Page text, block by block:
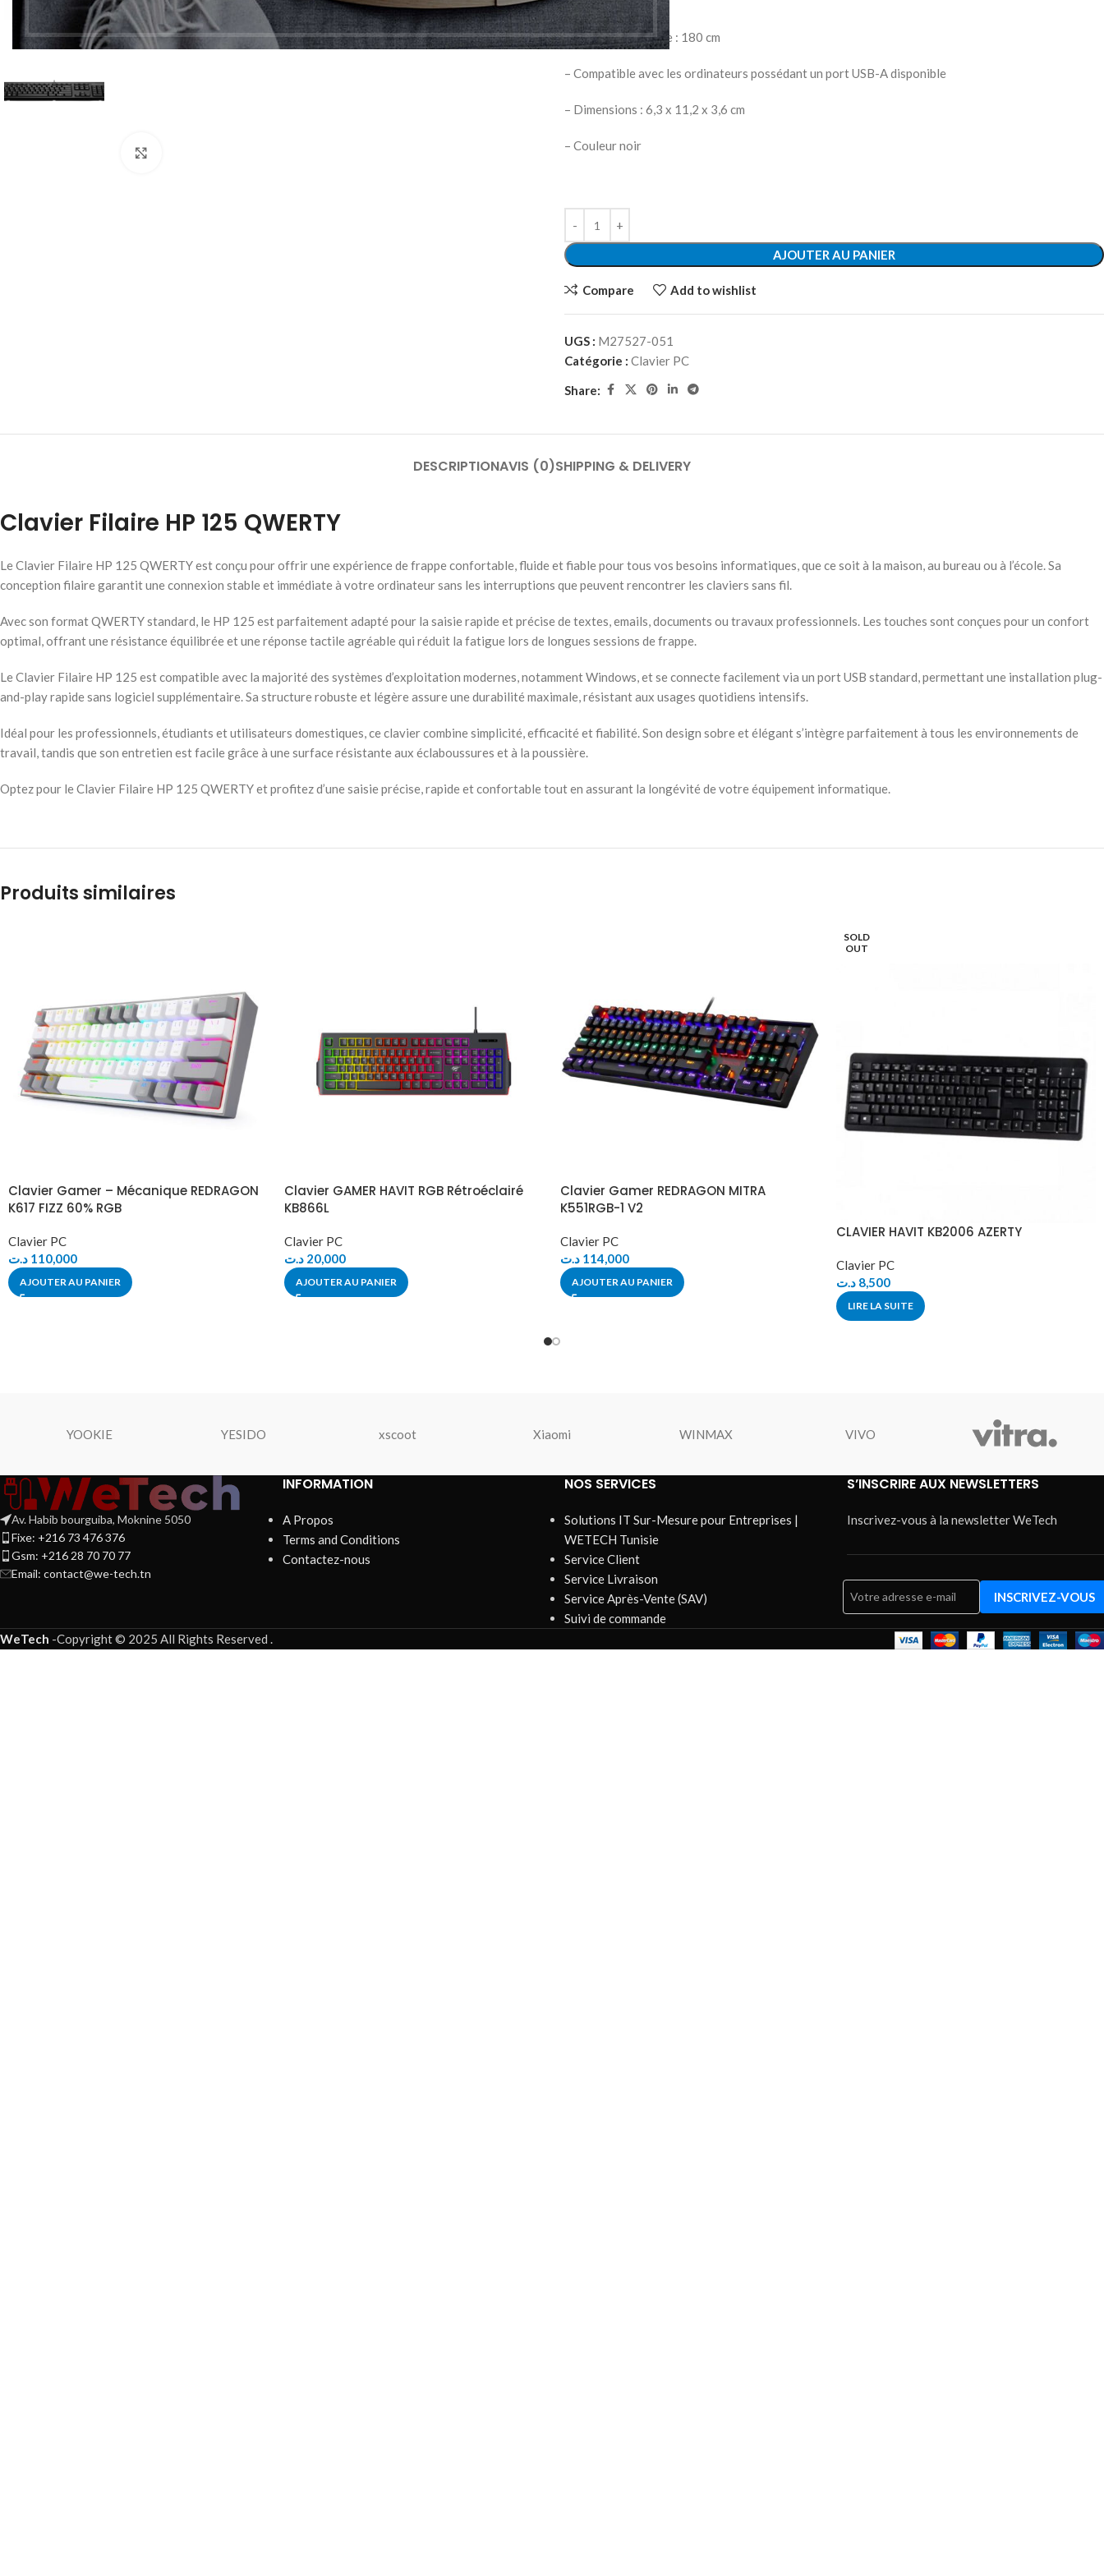
– Longueur du câble : 180 cm
– Compatible avec les ordinateurs possédant un port USB-A disponible
– Dimensions : 6,3 x 11,2 x 3,6 cm
– Couleur noir
AJOUTER AU PANIER
Compare Add to wishlist
UGS : M27527-051
Catégorie : Clavier PC
Share:
DESCRIPTIONAVIS (0)SHIPPING & DELIVERY
Clavier Filaire HP 125 QWERTY
Le Clavier Filaire HP 125 QWERTY est conçu pour offrir une expérience de frappe confortable, fluide et fiable pour tous vos besoins informatiques, que ce soit à la maison, au bureau ou à l’école. Sa
conception filaire garantit une connexion stable et immédiate à votre ordinateur sans les interruptions que peuvent rencontrer les claviers sans fil.
Avec son format QWERTY standard, le HP 125 est parfaitement adapté pour la saisie rapide et précise de textes, emails, documents ou travaux professionnels. Les touches sont conçues pour un confort
optimal, offrant une résistance équilibrée et une réponse tactile agréable qui réduit la fatigue lors de longues sessions de frappe.
Le Clavier Filaire HP 125 est compatible avec la majorité des systèmes d’exploitation modernes, notamment Windows, et se connecte facilement via un port USB standard, permettant une installation plug-
and-play rapide sans logiciel supplémentaire. Sa structure robuste et légère assure une durabilité maximale, résistant aux usages quotidiens intensifs.
Idéal pour les professionnels, étudiants et utilisateurs domestiques, ce clavier combine simplicité, efficacité et fiabilité. Son design sobre et élégant s’intègre parfaitement à tous les environnements de
travail, tandis que son entretien est facile grâce à une surface résistante aux éclaboussures et à la poussière.
Optez pour le Clavier Filaire HP 125 QWERTY et profitez d’une saisie précise, rapide et confortable tout en assurant la longévité de votre équipement informatique.
Produits similaires
Clavier Gamer – Mécanique REDRAGON
K617 FIZZ 60% RGB
Clavier PC
110,000 د.ت
AJOUTER AU PANIER
Clavier GAMER HAVIT RGB Rétroéclairé
KB866L
Clavier PC
20,000 د.ت
AJOUTER AU PANIER
Clavier Gamer REDRAGON MITRA
K551RGB-1 V2
Clavier PC
114,000 د.ت
AJOUTER AU PANIER
SOLD
OUT
CLAVIER HAVIT KB2006 AZERTY
Clavier PC
8,500 د.ت
LIRE LA SUITE
YOOKIE YESIDO xscoot Xiaomi WINMAX VIVO
Av. Habib bourguiba, Moknine 5050
Fixe: +216 73 476 376
Gsm: +216 28 70 70 77
Email: contact@we-tech.tn
INFORMATION
A Propos
Terms and Conditions
Contactez-nous
NOS SERVICES
Solutions IT Sur-Mesure pour Entreprises |
WETECH Tunisie
Service Client
Service Livraison
Service Après-Vente (SAV)
Suivi de commande
S’INSCRIRE AUX NEWSLETTERS
Inscrivez-vous à la newsletter WeTech
WeTech -Copyright © 2025 All Rights Reserved